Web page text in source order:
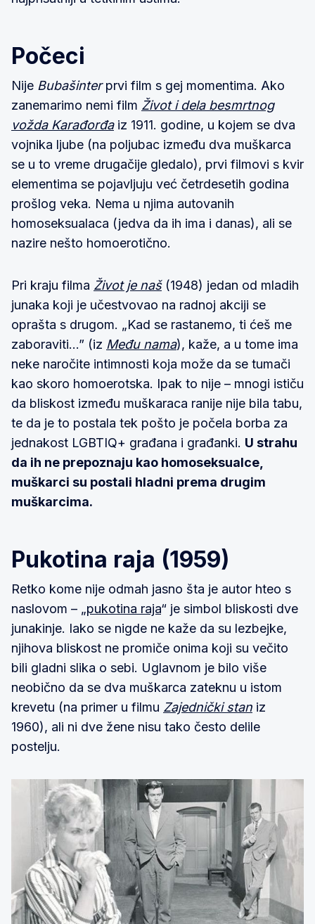
Počeci
Nije Bubašinterprvi film s gej momentima. Ako
zanemarimo nemi film Život i dela besmrtnog
vožda Karađorđaiz 1911. godine, u kojem se dva
vojnika ljube (na poljubac između dva muškarca
se u to vreme drugačije gledalo), prvi filmovi s kvir
elementima se pojavljuju već četrdesetih godina
prošlog veka. Nema u njima autovanih
homoseksualaca (jedva da ih ima i danas), ali se
nazire nešto homoerotično.
Pri kraju filma Život je naš(1948) jedan od mladih
junaka koji je učestvovao na radnoj akciji se
oprašta s drugom. „Kad se rastanemo, ti ćeš me
zaboraviti...” (iz Među nama), kaže, a u tome ima
neke naročite intimnosti koja može da se tumači
kao skoro homoerotska. Ipak to nije – mnogi ističu
da bliskost između muškaraca ranije nije bila tabu,
te da je to postala tek pošto je počela borba za
jednakost LGBTIQ+ građana i građanki. U strahu
da ih ne prepoznaju kao homoseksualce,
muškarci su postali hladni prema drugim
muškarcima.
Pukotina raja (1959)
Retko kome nije odmah jasno šta je autor hteo s
naslovom – „pukotina raja“ je simbol bliskosti dve
junakinje. Iako se nigde ne kaže da su lezbejke,
njihova bliskost ne promiče onima koji su večito
bili gladni slika o sebi. Uglavnom je bilo više
neobično da se dva muškarca zateknu u istom
krevetu (na primer u filmu Zajednički stan iz
1960), ali ni dve žene nisu tako često delile
postelju.